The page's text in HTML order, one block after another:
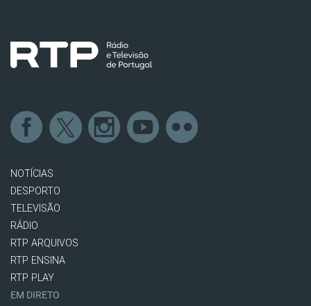
NOTÍCIAS
DESPORTO
TELEVISÃO
RÁDIO
RTP ARQUIVOS
RTP ENSINA
RTP PLAY
EM DIRETO